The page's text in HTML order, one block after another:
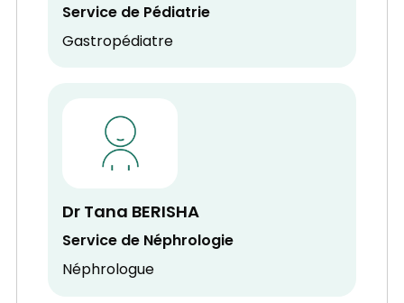
Service de Pédiatrie
Gastropédiatre
Dr Tana BERISHA
Service de Néphrologie
Néphrologue